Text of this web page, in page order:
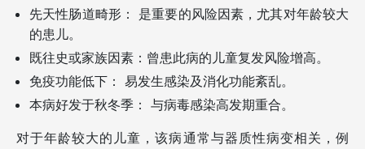
先天性肠道畸形： 是重要的风险因素，尤其对年龄较大
的患儿。
既往史或家族因素：曾患此病的儿童复发风险增高。
免疫功能低下： 易发生感染及消化功能紊乱。
本病好发于秋冬季： 与病毒感染高发期重合。
对于年龄较大的儿童，该病通常与器质性病变相关，例